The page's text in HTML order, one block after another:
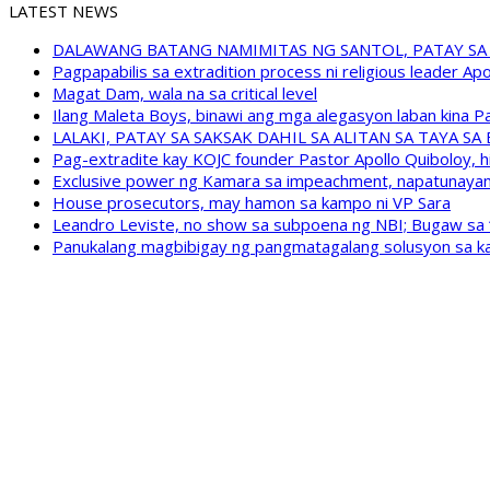
LATEST NEWS
DALAWANG BATANG NAMIMITAS NG SANTOL, PATAY
Pagpapabilis sa extradition process ni religious leader
Magat Dam, wala na sa critical level
Ilang Maleta Boys, binawi ang mga alegasyon laban kina
LALAKI, PATAY SA SAKSAK DAHIL SA ALITAN SA TAYA
Pag-extradite kay KOJC founder Pastor Apollo Quiboloy,
Exclusive power ng Kamara sa impeachment,
House prosecutors, may hamon sa kampo ni VP Sara
Leandro Leviste, no show sa subpoena ng NBI; Bugaw
Panukalang magbibigay ng pangmatagalang solusyon sa